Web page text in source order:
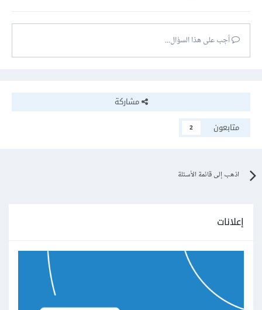
أجب على هذا السؤال...
مشاركة
متابعون
2
اذهب إلى قائمة الأسئلة
إعلانات